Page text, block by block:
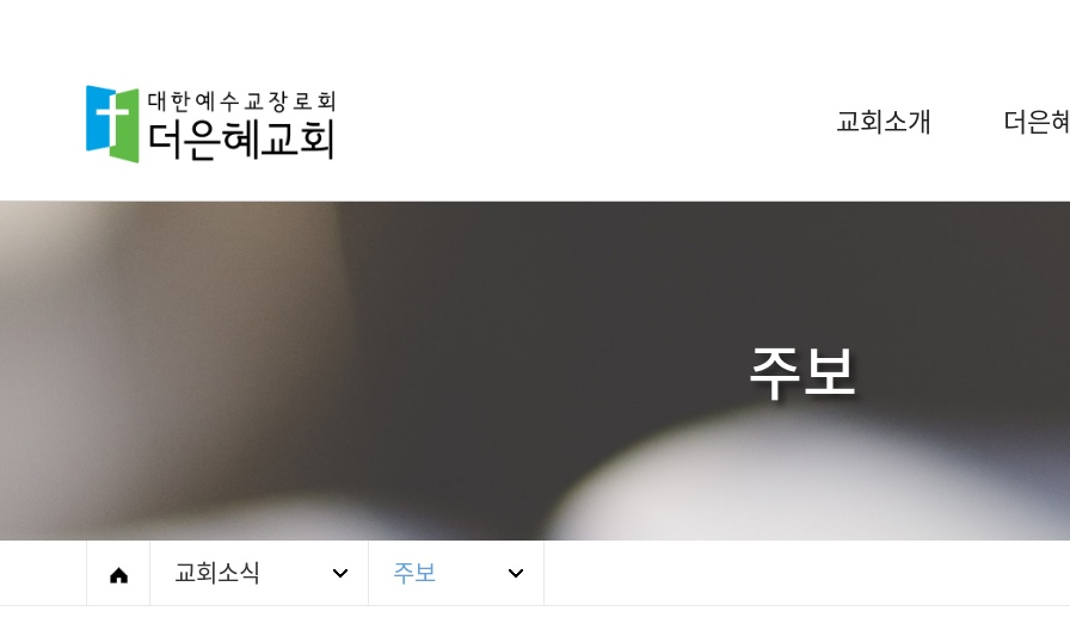
교회소개 더은
주보
교회소식 주보